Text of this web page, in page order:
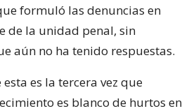
formuló las denuncias en
de la unidad penal, sin
aún no ha tenido respuestas.
es la tercera vez que
es blanco de hurtos en